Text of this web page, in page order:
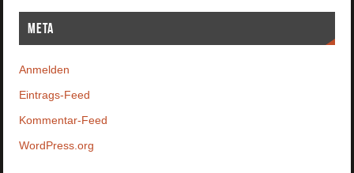
Meta
Anmelden
Eintrags-Feed
Kommentar-Feed
WordPress.org